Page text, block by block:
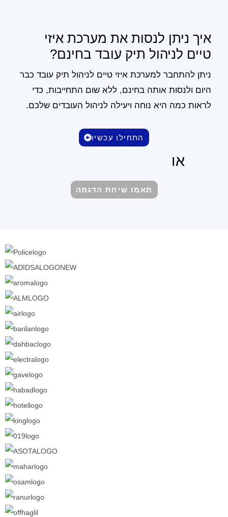
התחילו עכשיו
או
תאמו שיחת הדגמה
איך ניתן לנסות את מערכת איזי
טיים לניהול תיק עובד בחינם?
ניתן להתחבר למערכת איזי טיים לניהול תיק עובד כבר
היום ולנסות אותה בחינם, ללא שום התחייבות, כדי
לראות כמה היא נוחה ויעילה לניהול העובדים שלכם.